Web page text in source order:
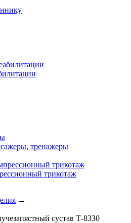
тренажеры
трикотаж
→
сустав Т-8330